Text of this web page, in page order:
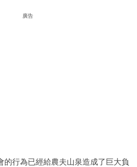
廣告
的行為已經給農夫山泉造成了巨大負